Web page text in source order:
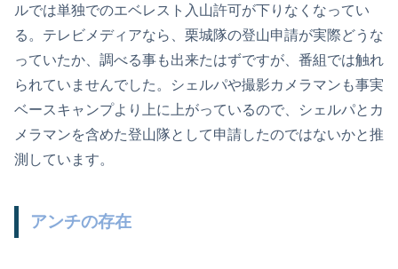
ルでは単独でのエベレスト入山許可が下りなくなってい
る。テレビメディアなら、栗城隊の登山申請が実際どうな
っていたか、調べる事も出来たはずですが、番組では触れ
られていませんでした。シェルパや撮影カメラマンも事実
ベースキャンプより上に上がっているので、シェルパとカ
メラマンを含めた登山隊として申請したのではないかと推
測しています。
アンチの存在